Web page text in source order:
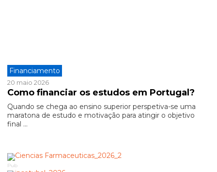
Financiamento
20 maio 2026
Como financiar os estudos em Portugal?
Quando se chega ao ensino superior perspetiva-se uma
maratona de estudo e motivação para atingir o objetivo
final ...
Pub